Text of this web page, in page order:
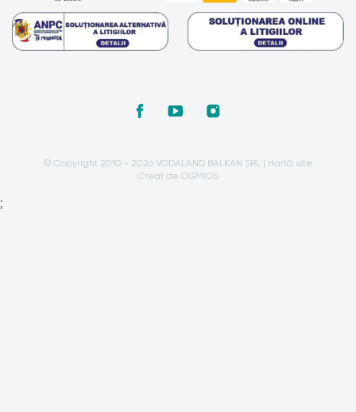
© Copyright 2010 - 2026 VODALAND BALKAN SRL | Hartă site
Creat de OGMIOS
;